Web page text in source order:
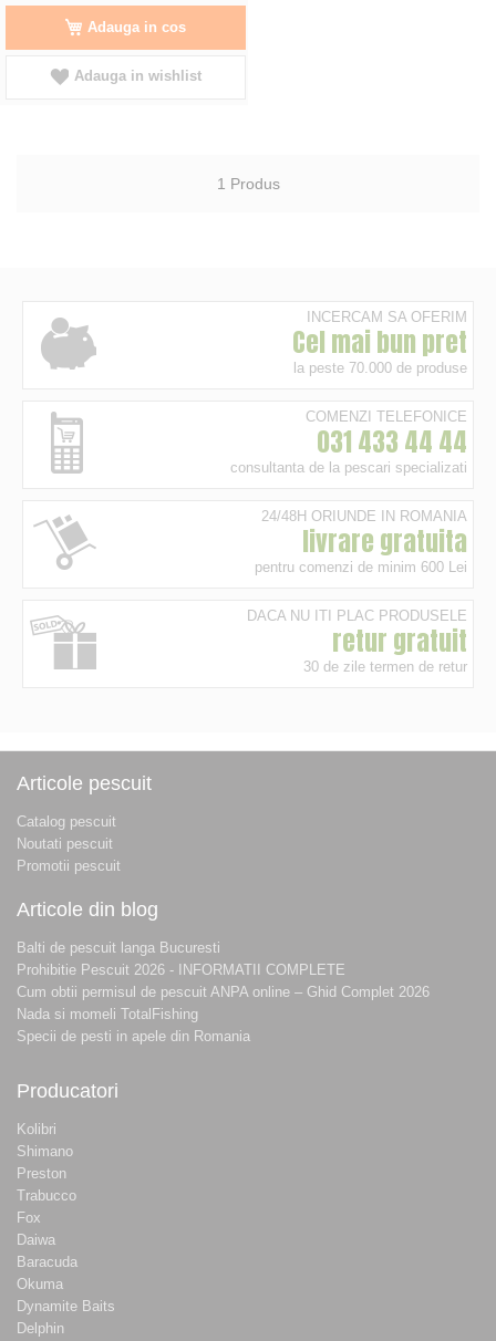
Adauga in cos
Adauga in wishlist
1 Produs
INCERCAM SA OFERIM
Cel mai bun pret
la peste 70.000 de produse
COMENZI TELEFONICE
031 433 44 44
consultanta de la pescari specializati
24/48H ORIUNDE IN ROMANIA
livrare gratuita
pentru comenzi de minim 600 Lei
DACA NU ITI PLAC PRODUSELE
retur gratuit
30 de zile termen de retur
Articole pescuit
Catalog pescuit
Noutati pescuit
Promotii pescuit
Articole din blog
Balti de pescuit langa Bucuresti
Prohibitie Pescuit 2026 - INFORMATII COMPLETE
Cum obtii permisul de pescuit ANPA online – Ghid Complet 2026
Nada si momeli TotalFishing
Specii de pesti in apele din Romania
Producatori
Kolibri
Shimano
Preston
Trabucco
Fox
Daiwa
Baracuda
Okuma
Dynamite Baits
Delphin